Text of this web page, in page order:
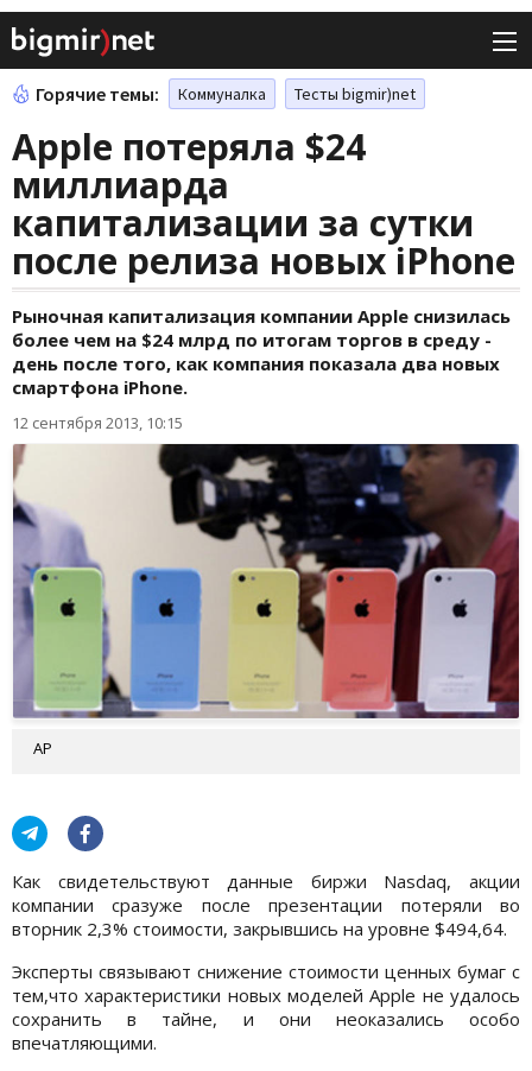
Горячие темы: Коммуналка Тесты bigmir)net
Apple потеряла $24
миллиарда
капитализации за сутки
после релиза новых iPhone
Рыночная капитализация компании Apple снизилась
более чем на $24 млрд по итогам торгов в среду -
день после того, как компания показала два новых
смартфона iPhone.
12 сентября 2013, 10:15
АР
Как свидетельствуют данные биржи Nasdaq, акции
компании сразуже после презентации потеряли во
вторник 2,3% стоимости, закрывшись на уровне $494,64.
Эксперты связывают снижение стоимости ценных бумаг с
тем,что характеристики новых моделей Apple не удалось
сохранить в тайне, и они неоказались особо
впечатляющими.